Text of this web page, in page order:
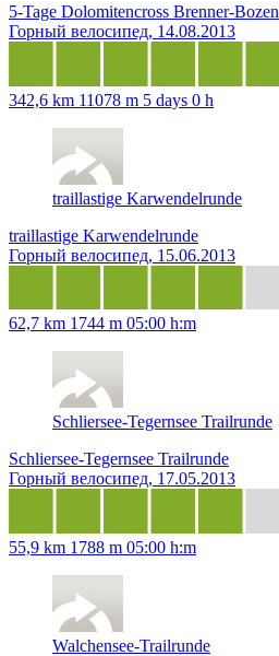
5-Tage Dolomitencross Brenner-Bozen
Горный велосипед, 14.08.2013
342,6 km 11078 m 5 days 0 h
traillastige Karwendelrunde
traillastige Karwendelrunde
Горный велосипед, 15.06.2013
62,7 km 1744 m 05:00 h:m
Schliersee-Tegernsee Trailrunde
Schliersee-Tegernsee Trailrunde
Горный велосипед, 17.05.2013
55,9 km 1788 m 05:00 h:m
Walchensee-Trailrunde